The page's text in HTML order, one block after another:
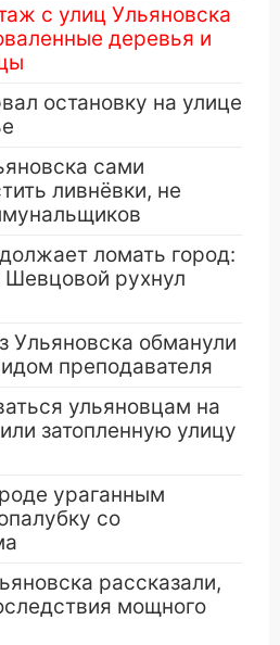
с улиц Ульяновска
деревья и
остановку на улице
сами
ливнёвки, не
ломать город:
рухнул
Ульяновска обманули
преподавателя
ульяновцам на
затопленную улицу
ураганным
со
рассказали,
мощного